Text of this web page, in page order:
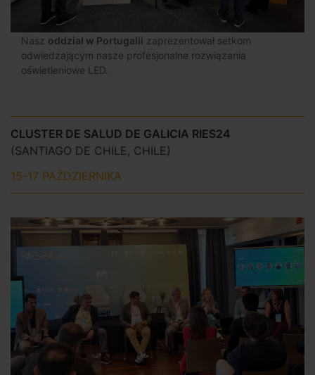
Nasz oddział w Portugalii zaprezentował setkom
odwiedzającym nasze profesjonalne rozwiązania
oświetleniowe LED.
CLUSTER DE SALUD DE GALICIA RIES24
(SANTIAGO DE CHILE, CHILE)
15-17 PAŹDZIERNIKA